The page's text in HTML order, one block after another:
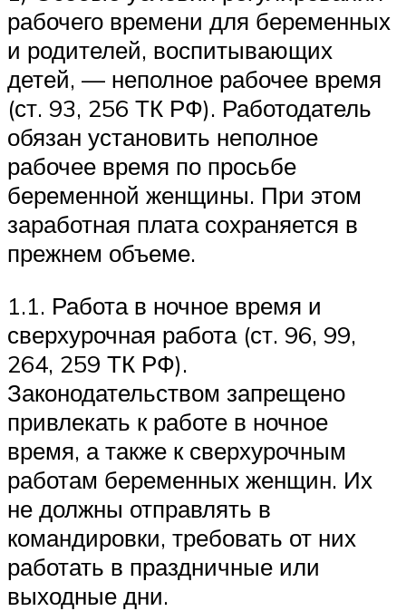
рабочего времени для беременных
и родителей, воспитывающих
детей, — неполное рабочее время
(ст. 93, 256 ТК РФ). Работодатель
обязан установить неполное
рабочее время по просьбе
беременной женщины. При этом
заработная плата сохраняется в
прежнем объеме.
1.1. Работа в ночное время и
сверхурочная работа (ст. 96, 99,
264, 259 ТК РФ).
Законодательством запрещено
привлекать к работе в ночное
время, а также к сверхурочным
работам беременных женщин. Их
не должны отправлять в
командировки, требовать от них
работать в праздничные или
выходные дни.